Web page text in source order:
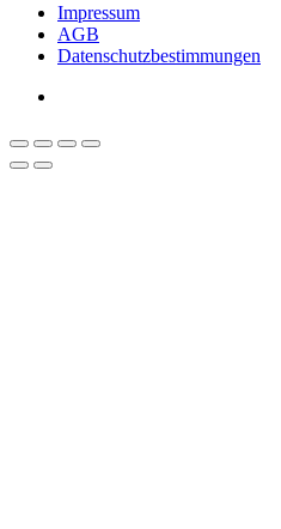
Impressum
AGB
Datenschutzbestimmungen